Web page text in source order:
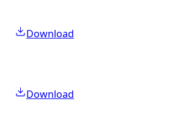
Download
Download